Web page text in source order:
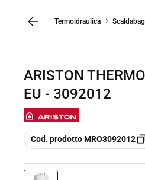
Termoidraulica
ARISTON
EU - 3092012
copia
Cod. prodotto MRO3092012